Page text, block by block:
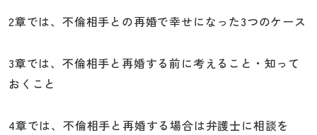
2章では、不倫相手との再婚で幸せになった3つのケース
3章では、不倫相手と再婚する前に考えること・知って
おくこと
4章では、不倫相手と再婚する場合は弁護士に相談を